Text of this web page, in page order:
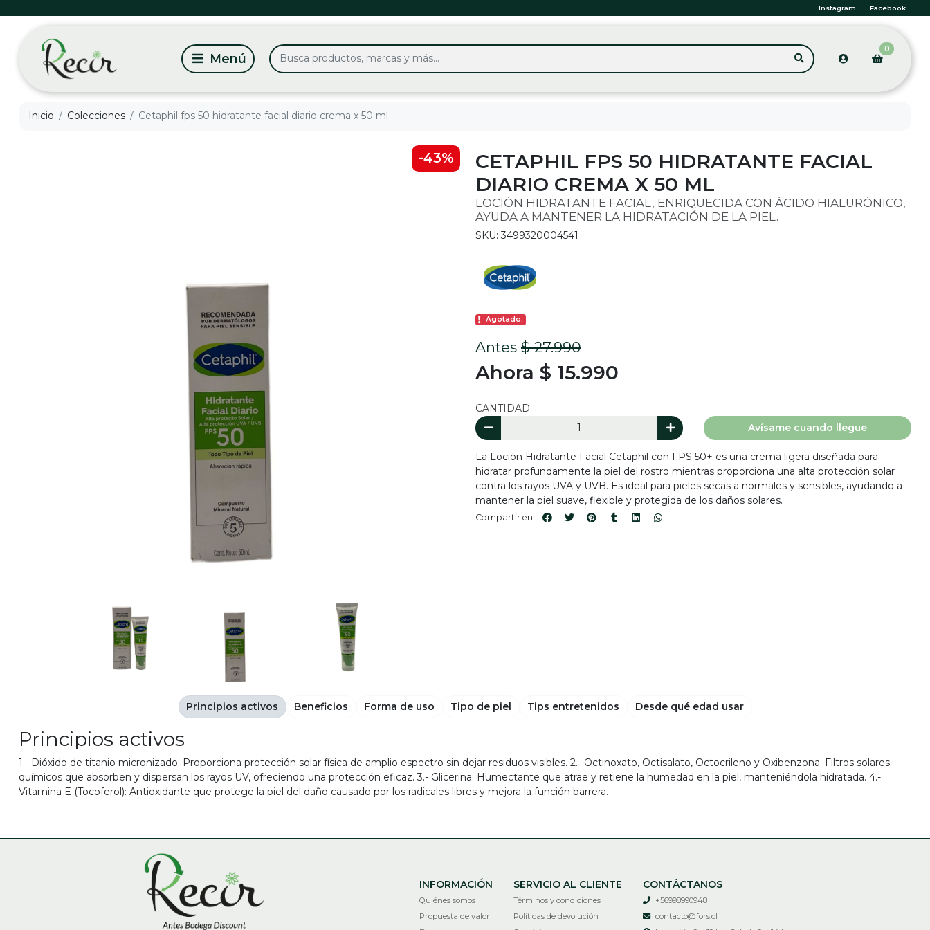
Instagram Facebook
0
Inicio Colecciones Cetaphil fps 50 hidratante facial diario crema x 50 ml
-43%
CETAPHIL FPS 50 HIDRATANTE FACIAL
DIARIO CREMA X 50 ML
LOCIÓN HIDRATANTE FACIAL, ENRIQUECIDA CON ÁCIDO HIALURÓNICO,
AYUDA A MANTENER LA HIDRATACIÓN DE LA PIEL.
SKU: 3499320004541
Agotado.
Antes $ 27.990
Ahora $ 15.990
CANTIDAD
Avísame cuando llegue
La Loción Hidratante Facial Cetaphil con FPS 50+ es una crema ligera diseñada para
hidratar profundamente la piel del rostro mientras proporciona una alta protección solar
contra los rayos UVA y UVB. Es ideal para pieles secas a normales y sensibles, ayudando a
mantener la piel suave, flexible y protegida de los daños solares.
Compartir en:
Principios activos
1.- Dióxido de titanio micronizado: Proporciona protección solar física de amplio espectro sin dejar residuos visibles. 2.- Octinoxato, Octisalato, Octocrileno y Oxibenzona: Filtros solares
químicos que absorben y dispersan los rayos UV, ofreciendo una protección eficaz. 3.- Glicerina: Humectante que atrae y retiene la humedad en la piel, manteniéndola hidratada. 4.-
Vitamina E (Tocoferol): Antioxidante que protege la piel del daño causado por los radicales libres y mejora la función barrera.
Principios activos Beneficios Forma de uso Tipo de piel Tips entretenidos Desde qué edad usar
INFORMACIÓN
Quiénes somos
Propuesta de valor
SERVICIO AL CLIENTE
Términos y condiciones
Políticas de devolución
CONTÁCTANOS
+56998990948
contacto@fors.cl